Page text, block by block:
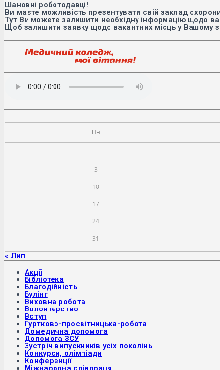
Шановні роботодавці!
Ви маєте можливість презентувати свій заклад
Тут Ви можете залишити необхідну інформацію щодо
Щоб залишити заявку щодо вакантних місць у Вашому
Пн
3
10
17
24
31
« Лип
Акції
Бібліотека
Благодійність
Булінг
Виховна робота
Волонтерство
Вступ
Гуртково-просвітницька-робота
Домедична допомога
Допомога ЗСУ
Зустріч випускників усіх поколінь
Конкурси, олімпіади
Конференції
Міжнародна співпраця